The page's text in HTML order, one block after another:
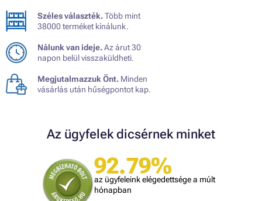
Széles választék.Több mint
38000 terméket kínálunk.
Nálunk van ideje.Az árut 30
napon belül visszaküldheti.
Megjutalmazzuk Önt. Minden
vásárlás után hűségpontot kap.
Az ügyfelek dicsérnek minket
92.79%
az ügyfeleink elégedettsége a múlt
hónapban